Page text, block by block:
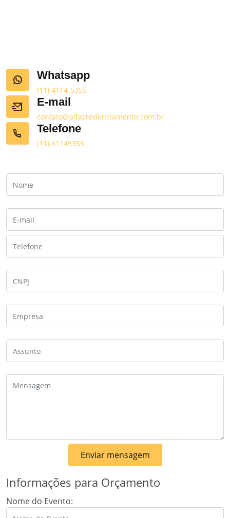
Whatsapp
(11) 4114-5355
E-mail
contato@alfacredenciamento.com.br
Telefone
(11) 41145355
Enviar mensagem
Informações para Orçamento
Nome do Evento: